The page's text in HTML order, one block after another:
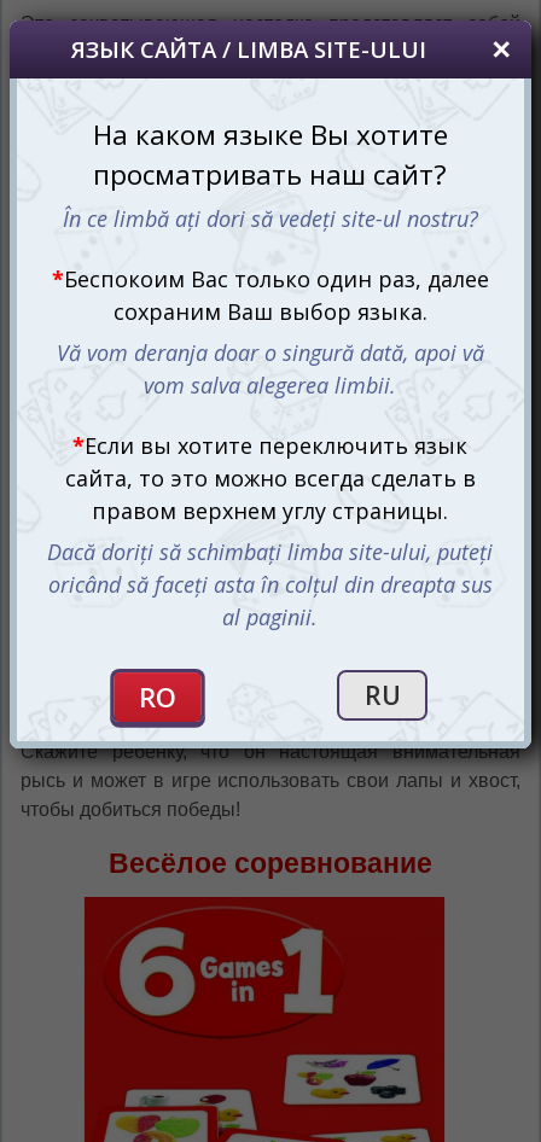
Это захватывающая настолка представляет собой
карточную версию популярной многие годы
настольной игры Рысь (Lynx). Однако в отличие от
игр различной сложности для детишек самого юного
возраста – от 4-х лет. Теперь развлечение стало ещё
более весёлым и увлекательным, но также способно
проверить внимание, ловкость и скорость реакции
всего по 5 минут.
Кто здесь самая ловкая рысь?
В составе игры вы найдёте 70 карточек с разными
животными, сладостями и т.д. Красочные картинки
непременно заинтересуют детишек, и им обязательно
захочется поиграть с ними.
различные карточки и задания. Малыши должны быть
готовы к действиям в реальном времени, так как рыси
всегда готовы к резкому прыжку. Поэтому задача
Это может потребовать быстрой реакции, ловкости и
даже немного стратегии.
Скажите ребёнку, что он настоящая внимательная
рысь и может в игре использовать свои лапы и хвост,
чтобы добиться победы!
Весёлое соревнование